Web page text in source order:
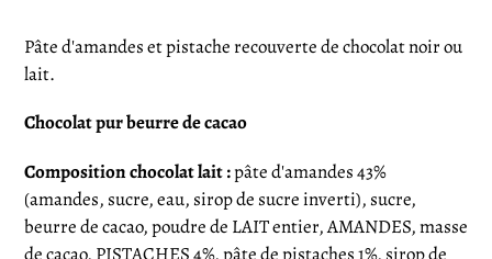
panier
Pâte d'amandes et pistache recouverte de chocolat noir ou
lait.
Chocolat pur beurre de cacao
Composition chocolat lait :pâte d'amandes 43%
(amandes, sucre, eau, sirop de sucre inverti), sucre,
beurre de cacao, poudre de LAIT entier, AMANDES, masse